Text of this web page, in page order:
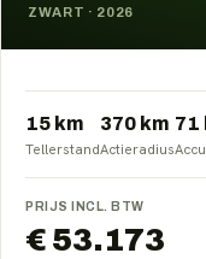
ZWART · 2026
15 km
Tellerstand
370 km
Actieradius
71
Accu
PRIJS INCL. BTW
€ 53.173